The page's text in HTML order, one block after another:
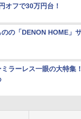
オフで30万円台！
の「DENON HOME」
ミラーレス一眼の大特集